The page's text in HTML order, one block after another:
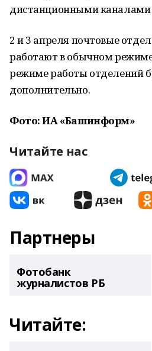
дистанционными каналами
2 и 3 апреля почтовые
работают в обычном
режиме работы отделений
дополнительно.
Фото: ИА «Башинформ»
Читайте нас
Партнеры
Фотобанк
журналистов РБ
Читайте: